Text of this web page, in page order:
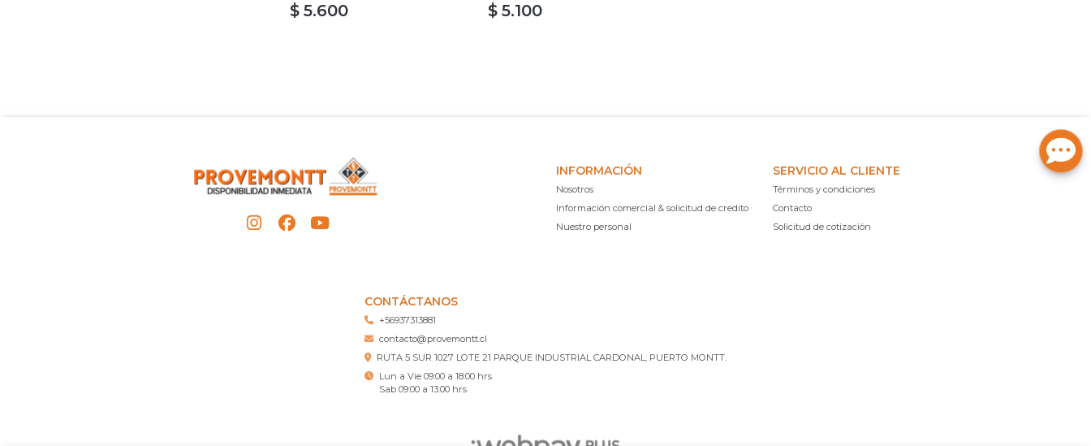
$ 5.600 $ 5.100
INFORMACIÓN
Nosotros
Información comercial & solicitud de credito
Nuestro personal
SERVICIO AL CLIENTE
Términos y condiciones
Contacto
Solicitud de cotización
CONTÁCTANOS
+56937313881
contacto@provemontt.cl
RUTA 5 SUR 1027 LOTE 21 PARQUE INDUSTRIAL CARDONAL, PUERTO MONTT.
Lun a Vie 09:00 a 18:00 hrs
Sab 09:00 a 13:00 hrs